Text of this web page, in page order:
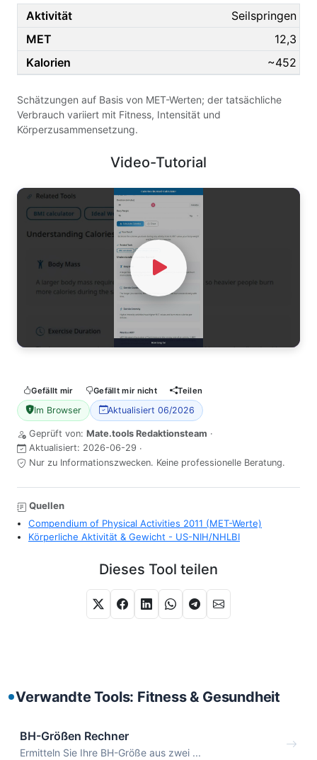
Seilspringen
12,3
~452
Schätzungen auf Basis von MET-Werten; der tatsächliche
Verbrauch variiert mit Fitness, Intensität und
Körperzusammensetzung.
Video-Tutorial
Watch Video
Gefällt mir Gefällt mir nicht Teilen
Im Browser Aktualisiert 06/2026
Geprüft von: Mate.tools Redaktionsteam ·
Aktualisiert: 2026-06-29 ·
Nur zu Informationszwecken. Keine professionelle Beratung.
Quellen
Compendium of Physical Activities 2011 (MET-Werte)
Körperliche Aktivität & Gewicht - US-NIH/NHLBI
Dieses Tool teilen
Verwandte Tools: Fitness & Gesundheit
BH-Größen Rechner
Ermitteln Sie Ihre BH-Größe aus zwei ...